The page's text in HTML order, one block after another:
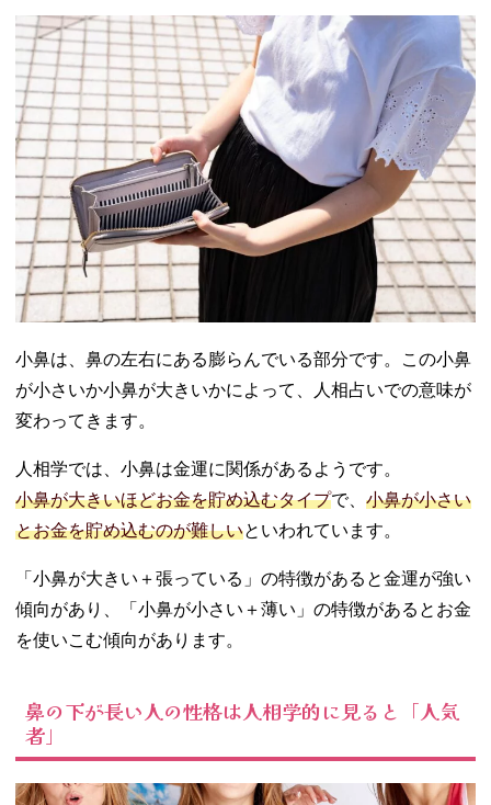
小鼻は、鼻の左右にある膨らんでいる部分です。この小鼻
が小さいか小鼻が大きいかによって、人相占いでの意味が
変わってきます。
人相学では、小鼻は金運に関係があるようです。
小鼻が大きいほどお金を貯め込むタイプで、 小鼻が小さい
とお金を貯め込むのが難しいといわれています。
「小鼻が大きい＋張っている」の特徴があると金運が強い
傾向があり、「小鼻が小さい＋薄い」の特徴があるとお金
を使いこむ傾向があります。
鼻の下が長い人の性格は人相学的に見ると「人気
者」